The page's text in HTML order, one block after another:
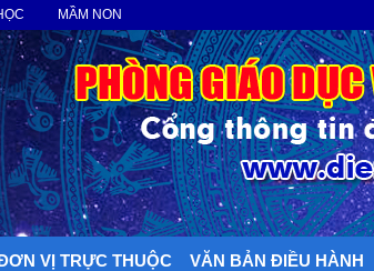
MẦM NON
VỊ TRỰC THUỘC VĂN BẢN ĐIỀU HÀNH